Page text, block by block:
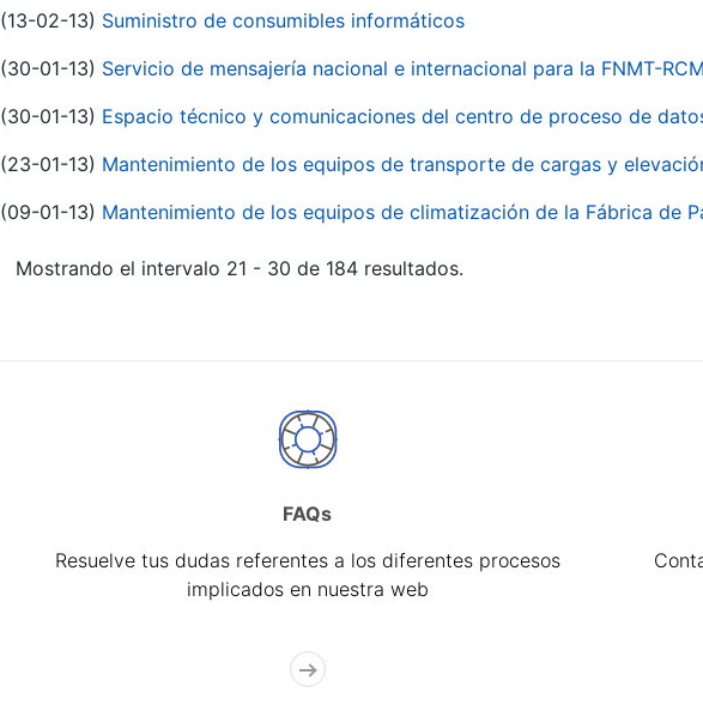
(13-02-13) Suministro de consumibles informáticos
(30-01-13) Servicio de mensajería nacional e internacional para la FNMT-
(30-01-13) Espacio técnico y comunicaciones del centro de proceso de
(23-01-13) Mantenimiento de los equipos de transporte de cargas y
(09-01-13) Mantenimiento de los equipos de climatización de la Fábrica de
Mostrando el intervalo 21 - 30 de 184 resultados.
FAQs
Resuelve tus dudas referentes a los diferentes procesos
implicados en nuestra web